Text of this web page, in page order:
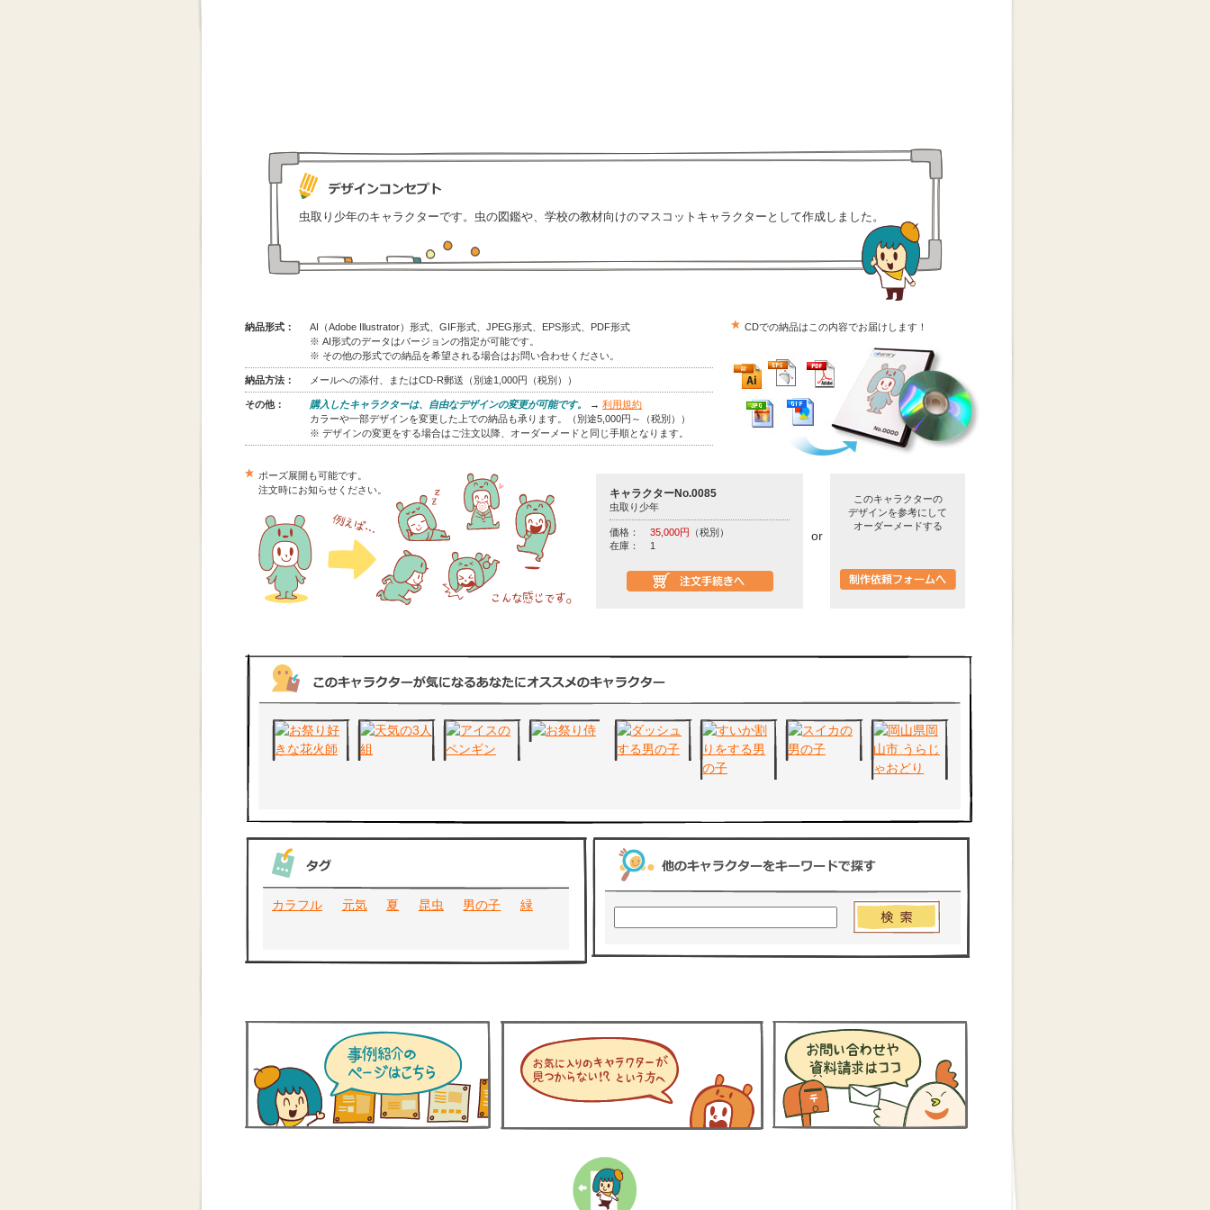
虫取り少年のキャラクターです。虫の図鑑や、学校の教材向けのマスコットキャラクターとして作成しました。
納品形式：
AI（Adobe Illustrator）形式、GIF形式、JPEG形式、EPS形式、PDF形式
※ AI形式のデータはバージョンの指定が可能です。
※ その他の形式での納品を希望される場合はお問い合わせください。
納品方法： メールへの添付、またはCD-R郵送（別途1,000円（税別））
その他： 購入したキャラクターは、自由なデザインの変更が可能です。 →利用規約
カラーや一部デザインを変更した上での納品も承ります。（別途5,000円～（税別））
※ デザインの変更をする場合はご注文以降、オーダーメードと同じ手順となります。
CDでの納品はこの内容でお届けします！
ポーズ展開も可能です。
注文時にお知らせください。
キャラクターNo.0085
虫取り少年
価格： 35,000円 （税別）
在庫：
1
or
このキャラクターの
デザインを参考にして
オーダーメードする
カラフル 元気 夏 昆虫 男の子 緑